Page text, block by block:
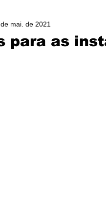
para as
mai. de 2021